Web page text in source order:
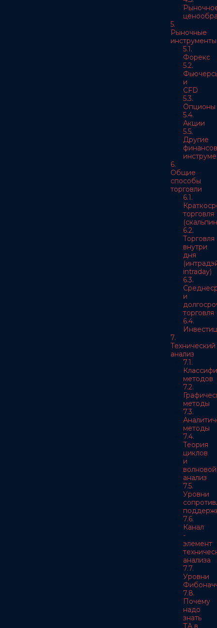
5.
Рыночные
инструменты
5.1.
Форекс
5.2.
и
CFD
5.3.
Опционы
5.4.
Акции
5.5.
Другие
6.
Общие
способы
торговли
6.1.
торговля
6.2.
Торговля
внутри
дня
intraday)
6.3.
и
торговля
6.4.
7.
Технический
анализ
7.1.
методов
7.2.
методы
7.3.
методы
7.4.
Теория
циклов
и
волновой
анализ
7.5.
Уровни
7.6.
Канал
-
элемент
анализа
7.7.
Уровни
7.8.
Почему
надо
знать
ТА в